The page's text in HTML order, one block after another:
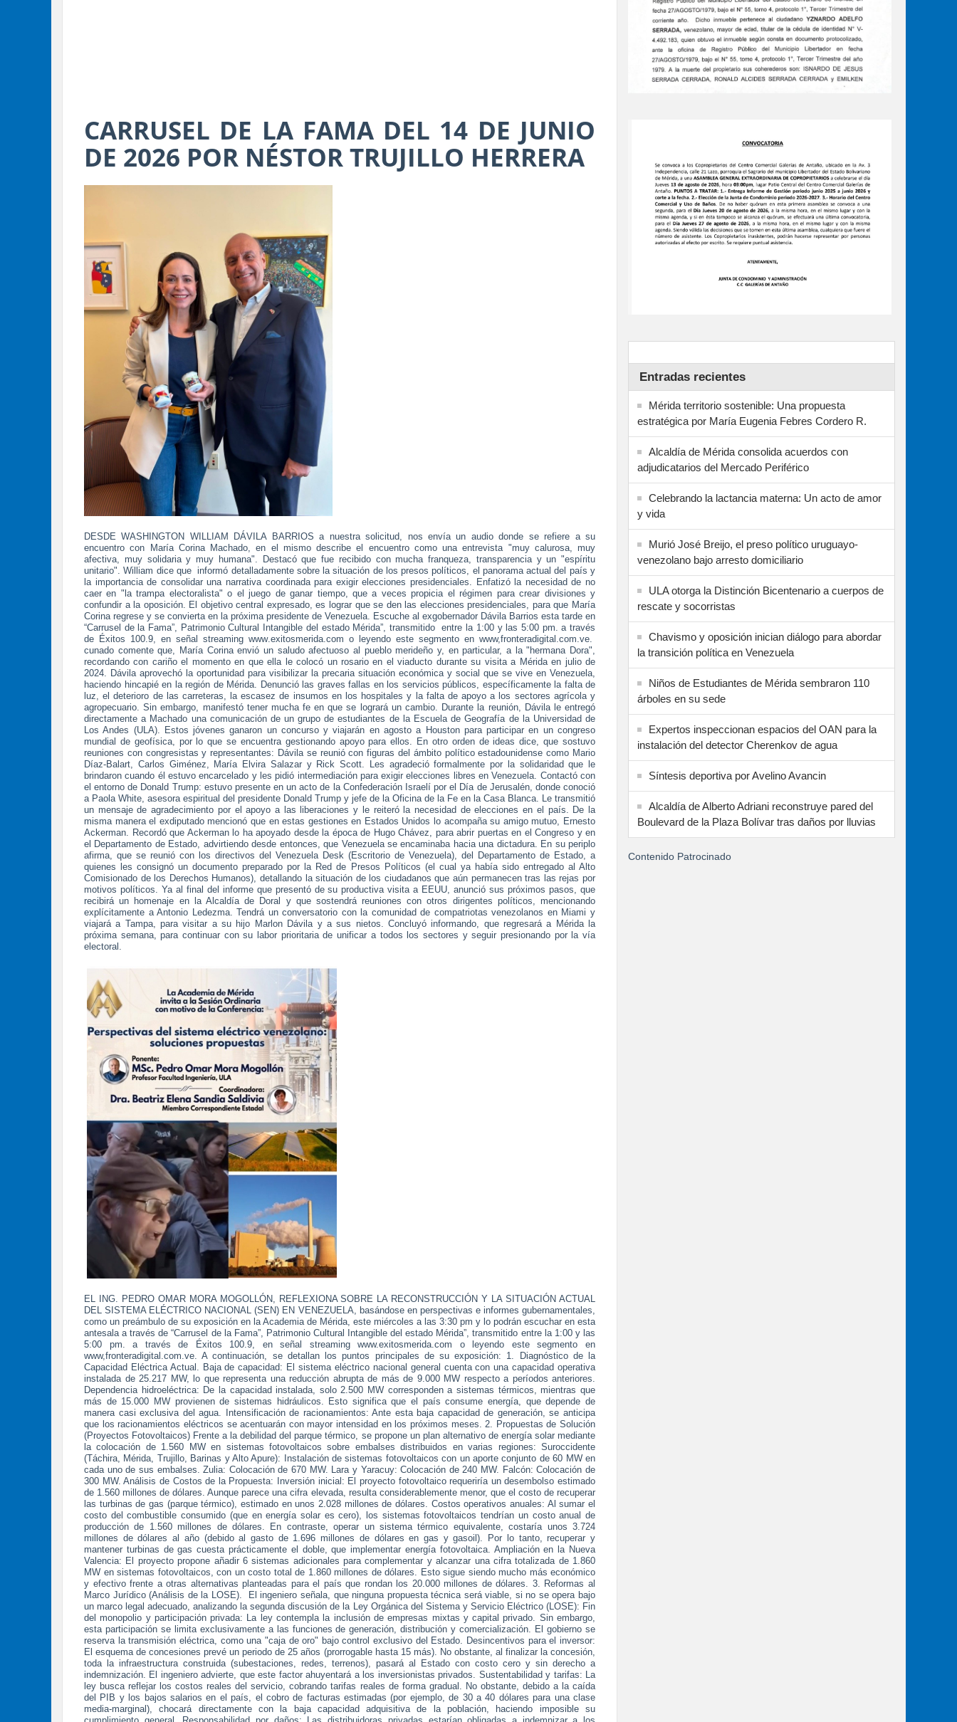
CARRUSEL DE LA FAMA DEL 14 DE JUNIO
DE 2026 POR NÉSTOR TRUJILLO HERRERA
DESDE WASHINGTON WILLIAM DÁVILA BARRIOS a nuestra solicitud, nos envía un audio donde se refiere a su
encuentro con María Corina Machado, en el mismo describe el encuentro como una entrevista "muy calurosa, muy
afectiva, muy solidaria y muy humana". Destacó que fue recibido con mucha franqueza, transparencia y un "espíritu
unitario". William dice que informó detalladamente sobre la situación de los presos políticos, el panorama actual del país y
la importancia de consolidar una narrativa coordinada para exigir elecciones presidenciales. Enfatizó la necesidad de no
caer en "la trampa electoralista" o el juego de ganar tiempo, que a veces propicia el régimen para crear divisiones y
confundir a la oposición. El objetivo central expresado, es lograr que se den las elecciones presidenciales, para que María
Corina regrese y se convierta en la próxima presidente de Venezuela. Escuche al exgobernador Dávila Barrios esta tarde en
“Carrusel de la Fama”, Patrimonio Cultural Intangible del estado Mérida”, transmitido
entre la 1:00 y las 5:00 pm. a través
de Éxitos 100.9, en señal streaming www.exitosmerida.com o leyendo este segmento en www,fronteradigital.com.ve.
cunado comente que, María Corina envió un saludo afectuoso al pueblo merideño y, en particular, a la "hermana Dora",
recordando con cariño el momento en que ella le colocó un rosario en el viaducto durante su visita a Mérida en julio de
2024. Dávila aprovechó la oportunidad para visibilizar la precaria situación económica y social que se vive en Venezuela,
haciendo hincapié en la región de Mérida. Denunció las graves fallas en los servicios públicos, específicamente la falta de
luz, el deterioro de las carreteras, la escasez de insumos en los hospitales y la falta de apoyo a los sectores agrícola y
agropecuario. Sin embargo, manifestó tener mucha fe en que se logrará un cambio. Durante la reunión, Dávila le entregó
directamente a Machado una comunicación de un grupo de estudiantes de la Escuela de Geografía de la Universidad de
Los Andes (ULA). Estos jóvenes ganaron un concurso y viajarán en agosto a Houston para participar en un congreso
mundial de geofísica, por lo que se encuentra gestionando apoyo para ellos. En otro orden de ideas dice, que sostuvo
reuniones con congresistas y representantes: Dávila se reunió con figuras del ámbito político estadounidense como Mario
Díaz-Balart, Carlos Giménez, María Elvira Salazar y Rick Scott. Les agradeció formalmente por la solidaridad que le
brindaron cuando él estuvo encarcelado y les pidió intermediación para exigir elecciones libres en Venezuela. Contactó con
el entorno de Donald Trump: estuvo presente en un acto de la Confederación Israelí por el Día de Jerusalén, donde conoció
a Paola White, asesora espiritual del presidente Donald Trump y jefe de la Oficina de la Fe en la Casa Blanca. Le transmitió
un mensaje de agradecimiento por el apoyo a las liberaciones y le reiteró la necesidad de elecciones en el país. De la
misma manera el exdiputado mencionó que en estas gestiones en Estados Unidos lo acompaña su amigo mutuo, Ernesto
Ackerman. Recordó que Ackerman lo ha apoyado desde la época de Hugo Chávez, para abrir puertas en el Congreso y en
el Departamento de Estado, advirtiendo desde entonces, que Venezuela se encaminaba hacia una dictadura. En su periplo
afirma, que se reunió con los directivos del Venezuela Desk (Escritorio de Venezuela), del Departamento de Estado, a
quienes les consignó un documento preparado por la Red de Presos Políticos (el cual ya había sido entregado al Alto
Comisionado de los Derechos Humanos), detallando la situación de los ciudadanos que aún permanecen tras las rejas por
motivos políticos. Ya al final del informe que presentó de su productiva visita a EEUU, anunció sus próximos pasos, que
recibirá un homenaje en la Alcaldía de Doral y que sostendrá reuniones con otros dirigentes políticos, mencionando
explícitamente a Antonio Ledezma. Tendrá un conversatorio con la comunidad de compatriotas venezolanos en Miami y
viajará a Tampa, para visitar a su hijo Marlon Dávila y a sus nietos. Concluyó informando, que regresará a Mérida la
próxima semana, para continuar con su labor prioritaria de unificar a todos los sectores y seguir presionando por la vía
electoral.
EL ING. PEDRO OMAR MORA MOGOLLÓN, REFLEXIONA SOBRE LA RECONSTRUCCIÓN Y LA SITUACIÓN ACTUAL
DEL SISTEMA ELÉCTRICO NACIONAL (SEN) EN VENEZUELA, basándose en perspectivas e informes gubernamentales,
como un preámbulo de su exposición en la Academia de Mérida, este miércoles a las 3:30 pm y lo podrán escuchar en esta
antesala a través de “Carrusel de la Fama”, Patrimonio Cultural Intangible del estado Mérida”, transmitido entre la 1:00 y las
5:00 pm. a través de Éxitos 100.9, en señal streaming www.exitosmerida.com o leyendo este segmento en
www,fronteradigital.com.ve. A continuación, se detallan los puntos principales de su exposición: 1. Diagnóstico de la
Capacidad Eléctrica Actual. Baja de capacidad: El sistema eléctrico nacional general cuenta con una capacidad operativa
instalada de 25.217 MW, lo que representa una reducción abrupta de más de 9.000 MW respecto a períodos anteriores.
Dependencia hidroeléctrica: De la capacidad instalada, solo 2.500 MW corresponden a sistemas térmicos, mientras que
más de 15.000 MW provienen de sistemas hidráulicos. Esto significa que el país consume energía, que depende de
manera casi exclusiva del agua. Intensificación de racionamientos: Ante esta baja capacidad de generación, se anticipa
que los racionamientos eléctricos se acentuarán con mayor intensidad en los próximos meses. 2. Propuestas de Solución
(Proyectos Fotovoltaicos) Frente a la debilidad del parque térmico, se propone un plan alternativo de energía solar mediante
la colocación de 1.560 MW en sistemas fotovoltaicos sobre embalses distribuidos en varias regiones: Suroccidente
(Táchira, Mérida, Trujillo, Barinas y Alto Apure): Instalación de sistemas fotovoltaicos con un aporte conjunto de 60 MW en
cada uno de sus embalses. Zulia: Colocación de 670 MW. Lara y Yaracuy: Colocación de 240 MW. Falcón: Colocación de
300 MW. Análisis de Costos de la Propuesta: Inversión inicial: El proyecto fotovoltaico requeriría un desembolso estimado
de 1.560 millones de dólares. Aunque parece una cifra elevada, resulta considerablemente menor, que el costo de recuperar
las turbinas de gas (parque térmico), estimado en unos 2.028 millones de dólares. Costos operativos anuales: Al sumar el
costo del combustible consumido (que en energía solar es cero), los sistemas fotovoltaicos tendrían un costo anual de
producción de 1.560 millones de dólares. En contraste, operar un sistema térmico equivalente, costaría unos 3.724
millones de dólares al año (debido al gasto de 1.696 millones de dólares en gas y gasoil). Por lo tanto, recuperar y
mantener turbinas de gas cuesta prácticamente el doble, que implementar energía fotovoltaica. Ampliación en la Nueva
Valencia: El proyecto propone añadir 6 sistemas adicionales para complementar y alcanzar una cifra totalizada de 1.860
MW en sistemas fotovoltaicos, con un costo total de 1.860 millones de dólares. Esto sigue siendo mucho más económico
y efectivo frente a otras alternativas planteadas para el país que rondan los 20.000 millones de dólares. 3. Reformas al
Marco Jurídico (Análisis de la LOSE). El ingeniero señala, que ninguna propuesta técnica será viable, si no se opera bajo
un marco legal adecuado, analizando la segunda discusión de la Ley Orgánica del Sistema y Servicio Eléctrico (LOSE): Fin
del monopolio y participación privada: La ley contempla la inclusión de empresas mixtas y capital privado. Sin embargo,
esta participación se limita exclusivamente a las funciones de generación, distribución y comercialización. El gobierno se
reserva la transmisión eléctrica, como una "caja de oro" bajo control exclusivo del Estado. Desincentivos para el inversor:
El esquema de concesiones prevé un periodo de 25 años (prorrogable hasta 15 más). No obstante, al finalizar la concesión,
toda la infraestructura construida (subestaciones, redes, terrenos), pasará al Estado con costo cero y sin derecho a
indemnización. El ingeniero advierte, que este factor ahuyentará a los inversionistas privados. Sustentabilidad y tarifas: La
ley busca reflejar los costos reales del servicio, cobrando tarifas reales de forma gradual. No obstante, debido a la caída
del PIB y los bajos salarios en el país, el cobro de facturas estimadas (por ejemplo, de 30 a 40 dólares para una clase
media-marginal), chocará directamente con la baja capacidad adquisitiva de la población, haciendo imposible su
Entradas recientes
Mérida territorio sostenible: Una propuesta
estratégica por María Eugenia Febres Cordero R.
Alcaldía de Mérida consolida acuerdos con
adjudicatarios del Mercado Periférico
Celebrando la lactancia materna: Un acto de amor
y vida
Murió José Breijo, el preso político uruguayo-
venezolano bajo arresto domiciliario
ULA otorga la Distinción Bicentenario a cuerpos de
rescate y socorristas
Chavismo y oposición inician diálogo para abordar
la transición política en Venezuela
Niños de Estudiantes de Mérida sembraron 110
árboles en su sede
Expertos inspeccionan espacios del OAN para la
instalación del detector Cherenkov de agua
Síntesis deportiva por Avelino Avancin
Alcaldía de Alberto Adriani reconstruye pared del
Boulevard de la Plaza Bolívar tras daños por lluvias
Contenido Patrocinado